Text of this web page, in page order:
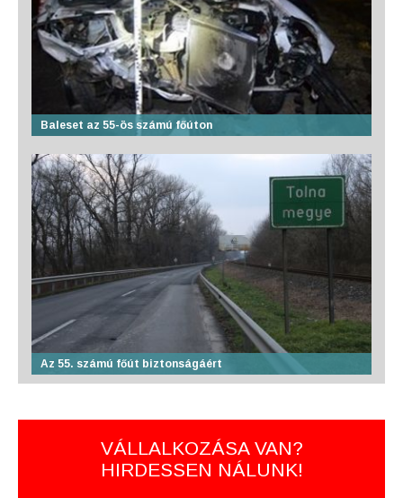
Baleset az 55-ös számú főúton
Az 55. számú főút biztonságáért
VÁLLALKOZÁSA VAN?
HIRDESSEN NÁLUNK!